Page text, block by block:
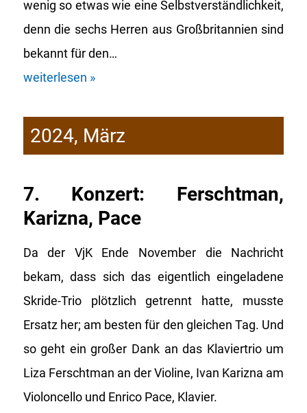
wenig so etwas wie eine Selbstverständlichkeit,
denn die sechs Herren aus Großbritannien sind
bekannt für den…
weiterlesen »
2024, März
7. Konzert: Ferschtman,
Karizna, Pace
Da der VjK Ende November die Nachricht
bekam, dass sich das eigentlich eingeladene
Skride-Trio plötzlich getrennt hatte, musste
Ersatz her; am besten für den gleichen Tag. Und
so geht ein großer Dank an das Klaviertrio um
Liza Ferschtman an der Violine, Ivan Karizna am
Violoncello und Enrico Pace, Klavier.